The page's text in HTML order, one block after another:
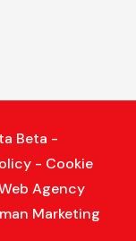
Beta -
- Cookie
Agency
Marketing